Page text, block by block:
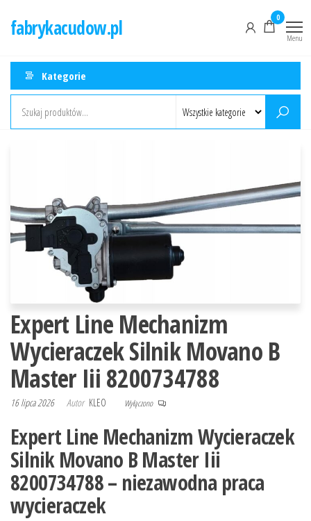
fabrykacudow.pl 0
Menu
Kategorie
Expert Line Mechanizm
Wycieraczek Silnik Movano B
Master Iii 8200734788
16 lipca 2026 Autor KLEO Wyłączono
Expert Line Mechanizm Wycieraczek
Silnik Movano B Master Iii
8200734788 – niezawodna praca
wycieraczek